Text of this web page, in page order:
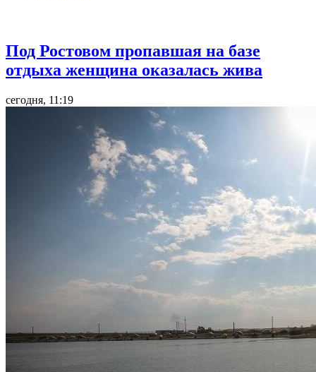
Под Ростовом пропавшая на базе
отдыха женщина оказалась жива
сегодня, 11:19